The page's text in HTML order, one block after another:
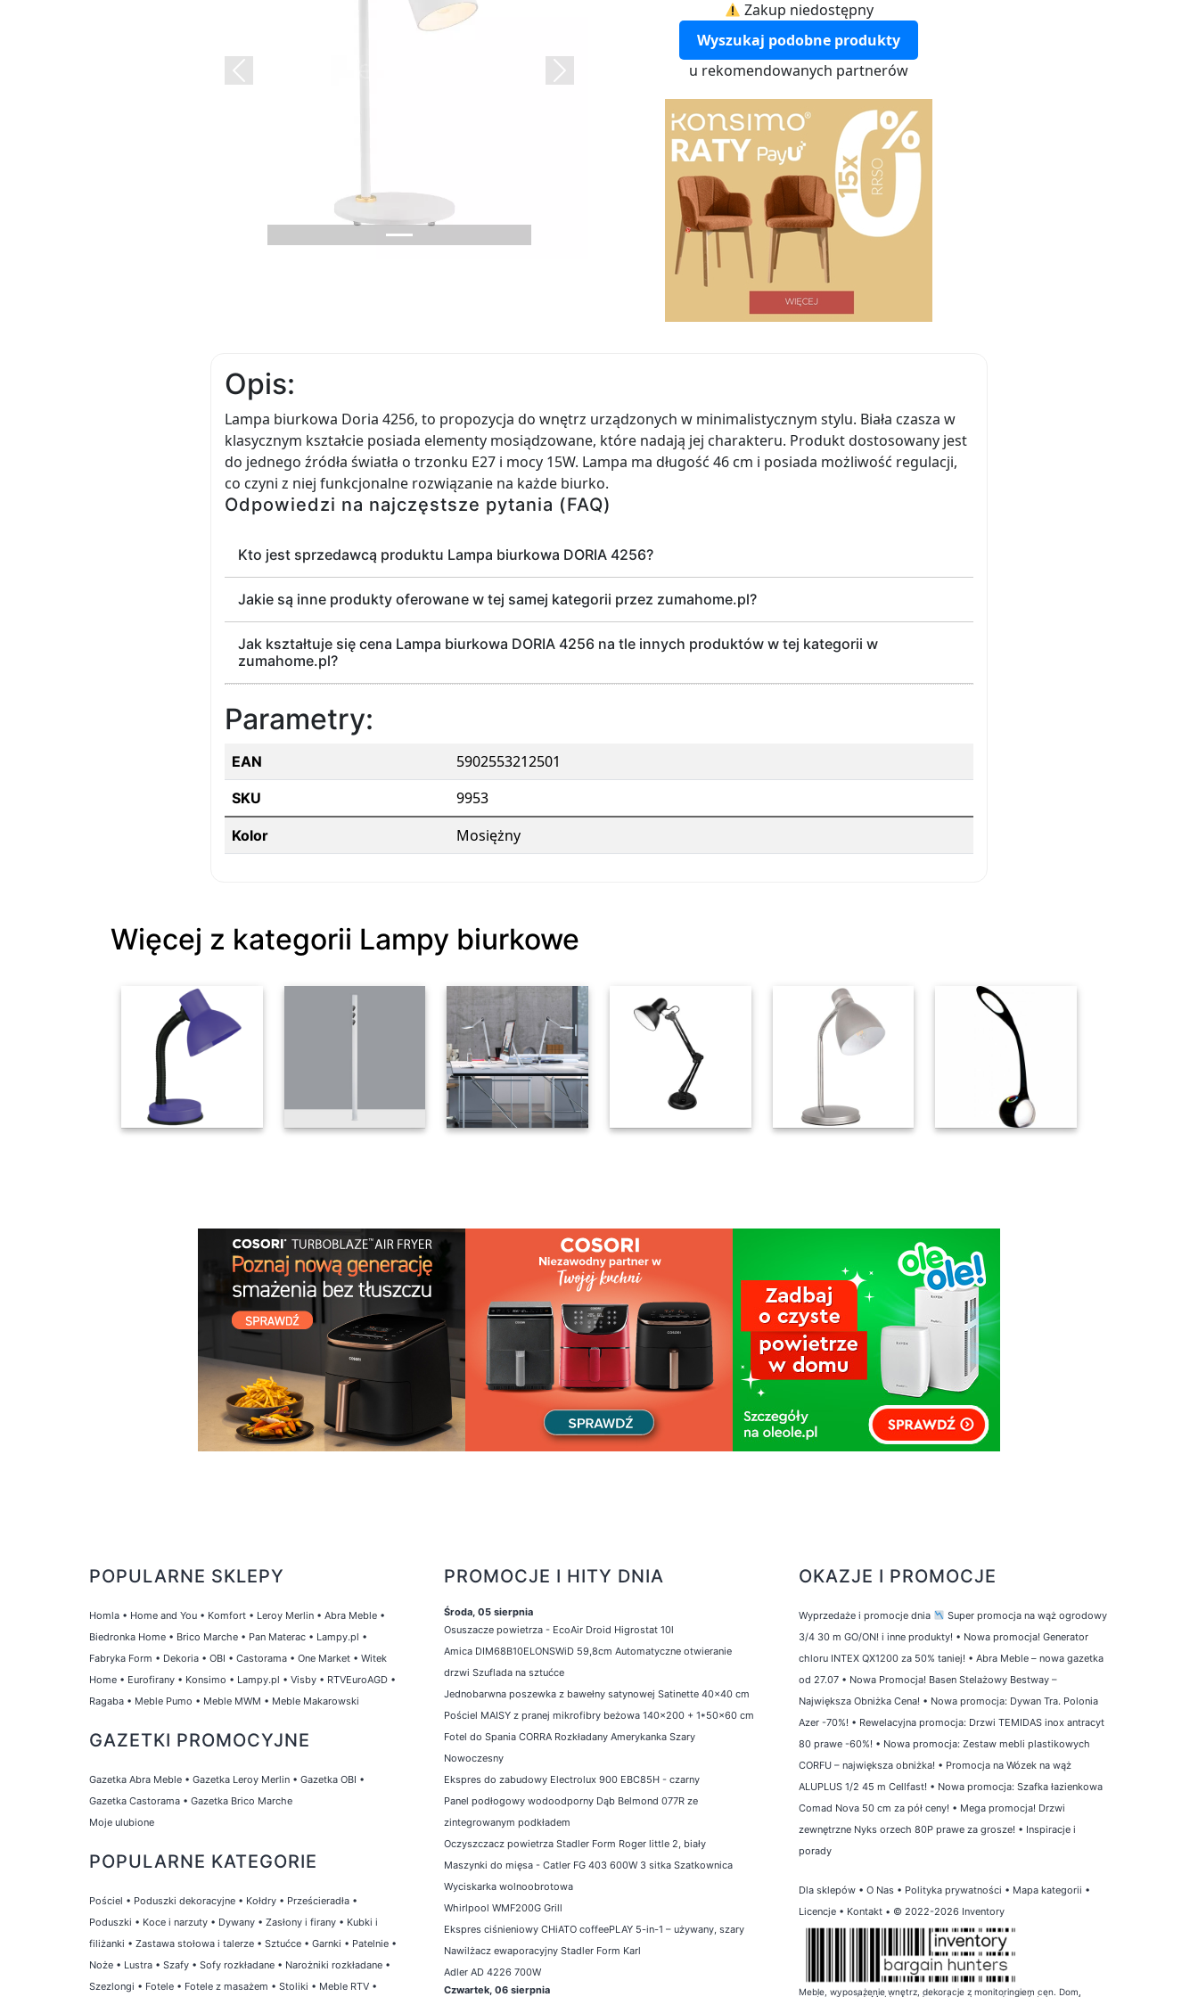
Previous Next
Zakup niedostępny
Wyszukaj podobne produkty
u rekomendowanych partnerów
Opis:
Lampa biurkowa Doria 4256, to propozycja do wnętrz urządzonych w minimalistycznym stylu. Biała czasza w
klasycznym kształcie posiada elementy mosiądzowane, które nadają jej charakteru. Produkt dostosowany jest
do jednego źródła światła o trzonku E27 i mocy 15W. Lampa ma długość 46 cm i posiada możliwość regulacji,
co czyni z niej funkcjonalne rozwiązanie na każde biurko.
Odpowiedzi na najczęstsze pytania (FAQ)
Kto jest sprzedawcą produktu Lampa biurkowa DORIA 4256?
Jakie są inne produkty oferowane w tej samej kategorii przez zumahome.pl?
Jak kształtuje się cena Lampa biurkowa DORIA 4256 na tle innych produktów w tej kategorii w
zumahome.pl?
Parametry:
EAN 5902553212501
SKU 9953
Kolor Mosiężny
Więcej z kategorii Lampy biurkowe
POPULARNE SKLEPY
Homla • Home and You • Komfort • Leroy Merlin • Abra Meble •
Biedronka Home • Brico Marche • Pan Materac • Lampy.pl •
Fabryka Form • Dekoria • OBI • Castorama • One Market • Witek
Home • Eurofirany • Konsimo • Lampy.pl • Visby • RTVEuroAGD •
Ragaba • Meble Pumo • Meble MWM • Meble Makarowski
GAZETKI PROMOCYJNE
Gazetka Abra Meble • Gazetka Leroy Merlin • Gazetka OBI •
Gazetka Castorama • Gazetka Brico Marche
Moje ulubione
POPULARNE KATEGORIE
Pościel • Poduszki dekoracyjne • Kołdry • Prześcieradła •
Poduszki • Koce i narzuty • Dywany • Zasłony i firany • Kubki i
filiżanki • Zastawa stołowa i talerze • Sztućce • Garnki • Patelnie •
Noże • Lustra • Szafy • Sofy rozkładane • Narożniki rozkładane •
Szezlongi • Fotele • Fotele z masażem • Stoliki • Meble RTV •
PROMOCJE I HITY DNIA
Środa, 05 sierpnia
Osuszacze powietrza - EcoAir Droid Higrostat 10l
Amica DIM68B10ELONSWiD 59,8cm Automatyczne otwieranie
drzwi Szuflada na sztućce
Jednobarwna poszewka z bawełny satynowej Satinette 40x40 cm
Pościel MAISY z pranej mikrofibry beżowa 140x200 + 1*50x60 cm
Fotel do Spania CORRA Rozkładany Amerykanka Szary
Nowoczesny
Ekspres do zabudowy Electrolux 900 EBC85H - czarny
Panel podłogowy wodoodporny Dąb Belmond 077R ze
zintegrowanym podkładem
Oczyszczacz powietrza Stadler Form Roger little 2, biały
Maszynki do mięsa - Catler FG 403 600W 3 sitka Szatkownica
Wyciskarka wolnoobrotowa
Whirlpool WMF200G Grill
Ekspres ciśnieniowy CHiATO coffeePLAY 5-in-1 – używany, szary
Nawilżacz ewaporacyjny Stadler Form Karl
Adler AD 4226 700W
Czwartek, 06 sierpnia
OKAZJE I PROMOCJE
Wyprzedaże i promocje dnia
Super promocja na wąż ogrodowy
3/4 30 m GO/ON! i inne produkty! • Nowa promocja! Generator
chloru INTEX QX1200 za 50% taniej! • Abra Meble – nowa gazetka
od 27.07 • Nowa Promocja! Basen Stelażowy Bestway –
Największa Obniżka Cena! • Nowa promocja: Dywan Tra. Polonia
Azer -70%! • Rewelacyjna promocja: Drzwi TEMIDAS inox antracyt
80 prawe -60%! • Nowa promocja: Zestaw mebli plastikowych
CORFU – największa obniżka! • Promocja na Wózek na wąż
ALUPLUS 1/2 45 m Cellfast! • Nowa promocja: Szafka łazienkowa
Comad Nova 50 cm za pół ceny! • Mega promocja! Drzwi
zewnętrzne Nyks orzech 80P prawe za grosze! • Inspiracje i
porady
Dla sklepów • O Nas • Polityka prywatności • Mapa kategorii •
Licencje • Kontakt • © 2022-2026 Inventory
Meble, wyposażenie wnętrz, dekoracje z monitoringiem cen. Dom,